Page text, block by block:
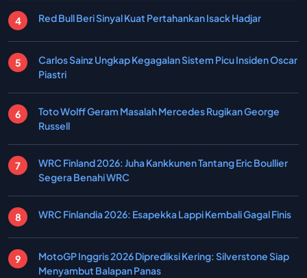
Red Bull Beri Sinyal Kuat Pertahankan Isack Hadjar
Carlos Sainz Ungkap Kegagalan Sistem Picu Insiden Oscar
Piastri
Toto Wolff Geram Masalah Mercedes Rugikan George
Russell
WRC Finland 2026: Juha Kankkunen Tantang Eric Boullier
Segera Benahi WRC
WRC Finlandia 2026: Esapekka Lappi Kembali Gagal Finis
MotoGP Inggris 2026 Diprediksi Kering: Silverstone Siap
Menyambut Balapan Panas